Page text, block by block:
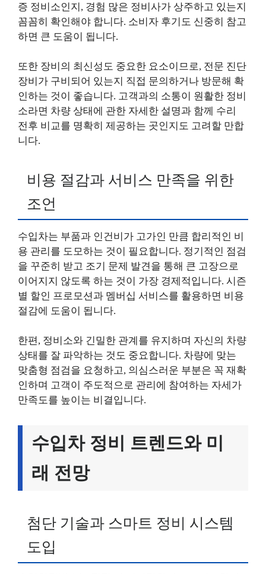
증 정비소인지, 경험 많은 정비사가 상주하고 있는지
꼼꼼히 확인해야 합니다. 소비자 후기도 신중히 참고
하면 큰 도움이 됩니다.
또한 장비의 최신성도 중요한 요소이므로, 전문 진단
장비가 구비되어 있는지 직접 문의하거나 방문해 확
인하는 것이 좋습니다. 고객과의 소통이 원활한 정비
소라면 차량 상태에 관한 자세한 설명과 함께 수리
전후 비교를 명확히 제공하는 곳인지도 고려할 만합
니다.
비용 절감과 서비스 만족을 위한
조언
수입차는 부품과 인건비가 고가인 만큼 합리적인 비
용 관리를 도모하는 것이 필요합니다. 정기적인 점검
을 꾸준히 받고 조기 문제 발견을 통해 큰 고장으로
이어지지 않도록 하는 것이 가장 경제적입니다. 시즌
별 할인 프로모션과 멤버십 서비스를 활용하면 비용
절감에 도움이 됩니다.
한편, 정비소와 긴밀한 관계를 유지하며 자신의 차량
상태를 잘 파악하는 것도 중요합니다. 차량에 맞는
맞춤형 점검을 요청하고, 의심스러운 부분은 꼭 재확
인하며 고객이 주도적으로 관리에 참여하는 자세가
만족도를 높이는 비결입니다.
수입차 정비 트렌드와 미
래 전망
첨단 기술과 스마트 정비 시스템
도입